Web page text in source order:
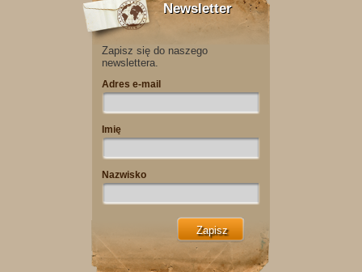
Newsletter
Zapisz się do naszego
newslettera.
Adres e-mail
Imię
Nazwisko